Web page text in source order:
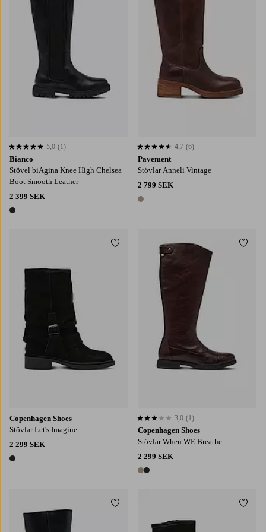
Bianco
Stövel biAgina Knee High Chelsea
Boot Smooth Leather
2 399 SEK
1 färg
5,0 baserat på 1 st betyg
5,0 (1)
Pavement
Stövlar Anneli Vintage
2 799 SEK
1 färg
4,7 baserat på 6 st betyg
4,7 (6)
Copenhagen Shoes
Stövlar Let's Imagine
2 299 SEK
1 färg
Lägg till i favoriter
Copenhagen Shoes
Stövlar When WE Breathe
2 299 SEK
2 färger
3,0 baserat på 1 st betyg
3,0 (1)
Lägg till i favoriter